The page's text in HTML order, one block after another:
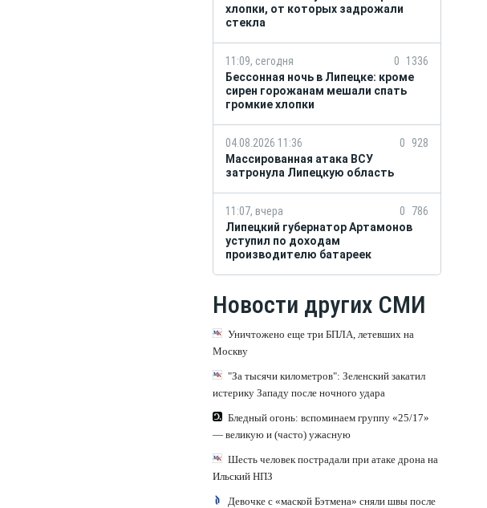
хлопки, от которых задрожали
стекла
11:09, сегодня 0
1336
Бессонная ночь в Липецке: кроме
сирен горожанам мешали спать
громкие хлопки
04.08.2026 11:36 0
928
Массированная атака ВСУ
затронула Липецкую область
11:07, вчера 0
786
Липецкий губернатор Артамонов
уступил по доходам
производителю батареек
Новости других СМИ
Уничтожено еще три БПЛА, летевших на
Москву
"За тысячи километров": Зеленский закатил
истерику Западу после ночного удара
Бледный огонь: вспоминаем группу «25/17»
— великую и (часто) ужасную
Шесть человек пострадали при атаке дрона на
Ильский НПЗ
Девочке с «маской Бэтмена» сняли швы после